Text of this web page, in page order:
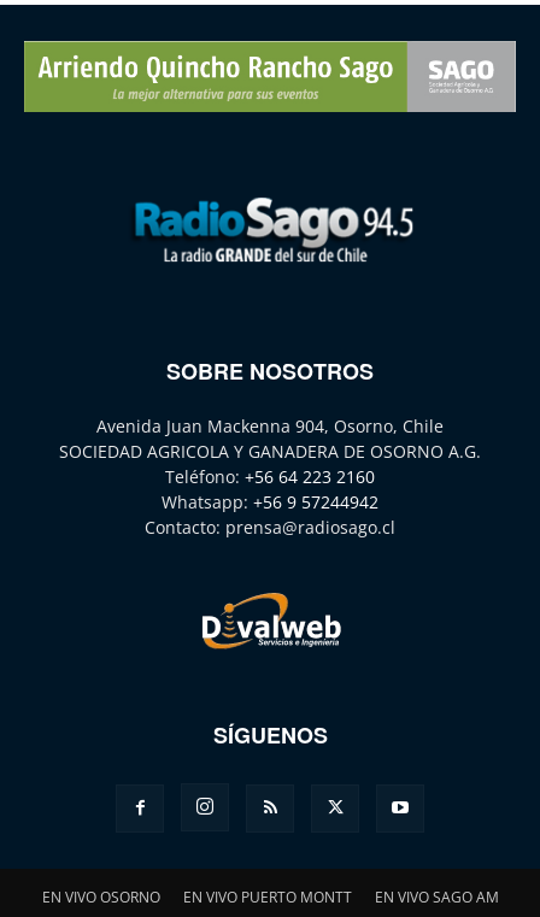
SOBRE NOSOTROS
Avenida Juan Mackenna 904, Osorno, Chile
SOCIEDAD AGRICOLA Y GANADERA DE OSORNO A.G.
Teléfono: +56 64 223 2160
Whatsapp: +56 9 57244942
Contacto: prensa@radiosago.cl
SÍGUENOS
EN VIVO OSORNO EN VIVO PUERTO MONTT EN VIVO SAGO AM